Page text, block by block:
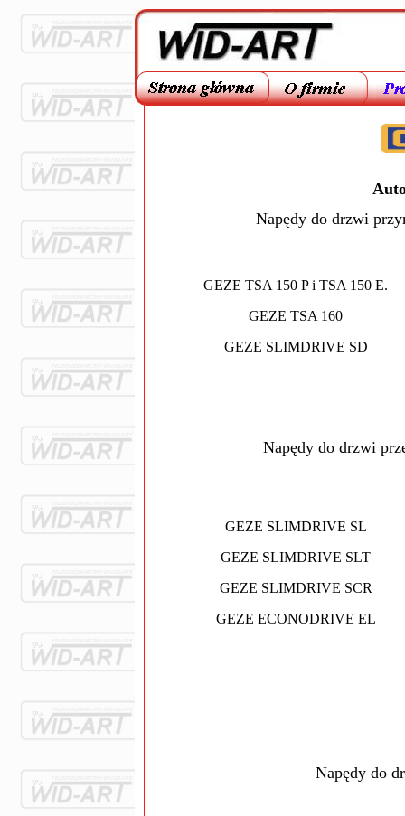
Napędy do drzwi
GEZE TSA 150 P i TSA 150 E.
GEZE TSA 160
GEZE SLIMDRIVE SD
Napędy do drzwi
GEZE SLIMDRIVE SL
GEZE SLIMDRIVE SLT
GEZE SLIMDRIVE SCR
GEZE ECONODRIVE EL
Napędy do